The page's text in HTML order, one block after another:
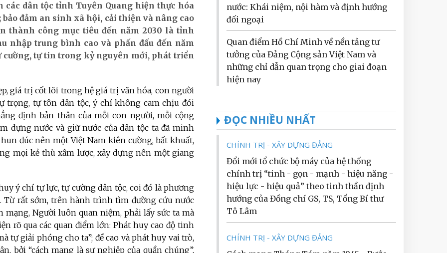
các dân tộc tỉnh Tuyên Quang hiện thực hóa
đảm an sinh xã hội, cải thiện và nâng cao
thành công mục tiêu đến năm 2030 là tỉnh
nhập trung bình cao và phấn đấu đến năm
tự tin trong kỷ nguyên mới, phát triển
giá trị cốt lõi trong hệ giá trị văn hóa, con người
trọng, tự tôn dân tộc, ý chí không cam chịu đói
định bản thân của mỗi con người, mỗi cộng
dựng nước và giữ nước của dân tộc ta đã minh
đúc nên một Việt Nam kiên cường, bất khuất,
mọi kẻ thù xâm lược, xây dựng nên một giang
ý chí tự lực, tự cường dân tộc, coi đó là phương
Từ rất sớm, trên hành trình tìm đường cứu nước
Người luôn quan niệm, phải lấy sức ta mà
rõ qua các quan điểm lớn: Phát huy cao độ tinh
tự giải phóng cho ta”; đề cao và phát huy vai trò,
bởi “cách mạng là sự nghiệp của quần chúng”,
nước: Khái niệm, nội hàm và định hướng
đối ngoại
Quan điểm Hồ Chí Minh về nền tảng tư
tưởng của Đảng Cộng sản Việt Nam và
những chỉ dẫn quan trọng cho giai đoạn
hiện nay
ĐỌC NHIỀU NHẤT
CHÍNH TRỊ - XÂY DỰNG ĐẢNG
Đổi mới tổ chức bộ máy của hệ thống
chính trị “tinh - gọn - mạnh - hiệu năng -
hiệu lực - hiệu quả” theo tinh thần định
hướng của Đồng chí GS, TS, Tổng Bí thư
Tô Lâm
CHÍNH TRỊ - XÂY DỰNG ĐẢNG